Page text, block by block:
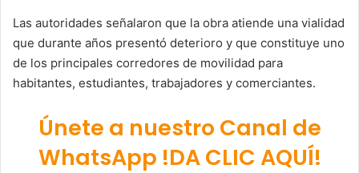
Las autoridades señalaron que la obra atiende una vialidad
que durante años presentó deterioro y que constituye uno
de los principales corredores de movilidad para
habitantes, estudiantes, trabajadores y comerciantes.
Únete a nuestro Canal de
WhatsApp !DA CLIC AQUÍ!